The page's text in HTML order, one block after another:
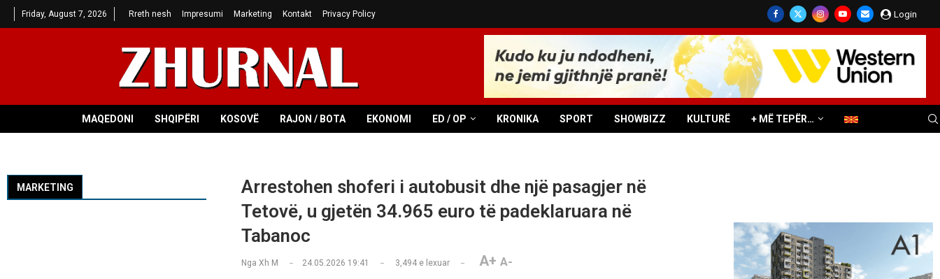
Friday, August 7, 2026 Rreth nesh Impresumi Marketing Kontakt Privacy Policy Login
MAQEDONI SHQIPËRI KOSOVË RAJON / BOTA EKONOMI ED / OP KRONIKA SPORT SHOWBIZZ KULTURË + MË TEPËR…
Arrestohen shoferi i autobusit dhe një pasagjer në
Tetovë, u gjetën 34.965 euro të padeklaruara në
Tabanoc
Nga Xh M 24.05.2026 19:41 3,494e lexuar A+ A-
MARKETING